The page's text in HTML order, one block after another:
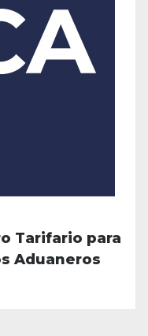
Tarifario para
Aduaneros